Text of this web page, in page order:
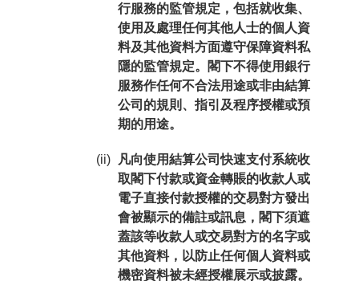
行服務的監管規定，包括就收集、
使用及處理任何其他人士的個人資
料及其他資料方面遵守保障資料私
隱的監管規定。閣下不得使用銀行
服務作任何不合法用途或非由結算
公司的規則、指引及程序授權或預
期的用途。
(ii)
凡向使用結算公司快速支付系統收
取閣下付款或資金轉賬的收款人或
電子直接付款授權的交易對方發出
會被顯示的備註或訊息，閣下須遮
蓋該等收款人或交易對方的名字或
其他資料，以防止任何個人資料或
機密資料被未經授權展示或披露。